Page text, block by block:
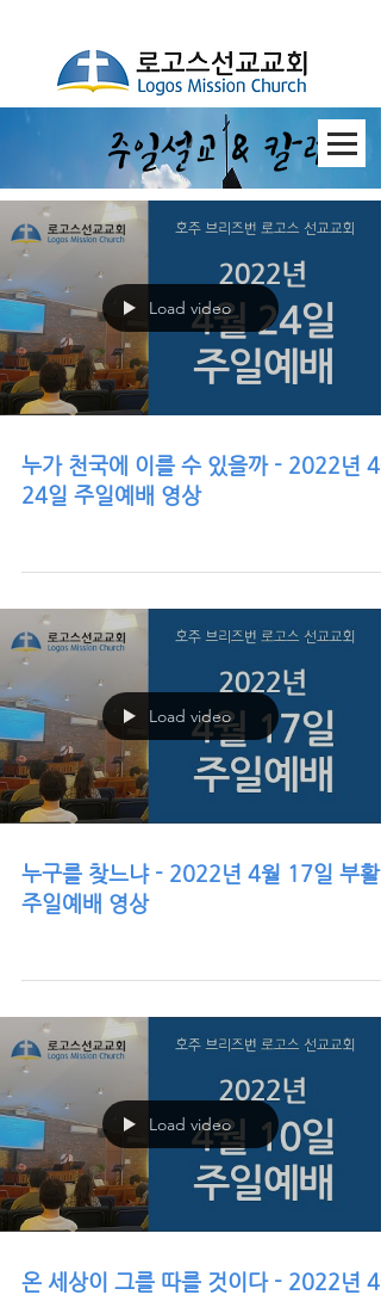
​주일설교 & 칼럼
Load video
누가 천국에 이를 수 있을까 - 2022년 4
24일 주일예배 영상
Load video
누구를 찾느냐 - 2022년 4월 17일 부활
주일예배 영상
Load video
온 세상이 그를 따를 것이다 - 2022년 4